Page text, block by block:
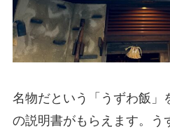
名物だという「うずわ飯
の説明書がもらえます。う